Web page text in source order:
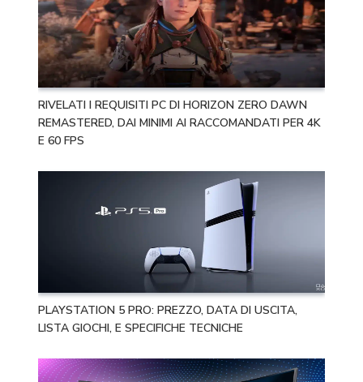
RIVELATI I REQUISITI PC DI HORIZON ZERO DAWN
REMASTERED, DAI MINIMI AI RACCOMANDATI PER 4K
E 60 FPS
PLAYSTATION 5 PRO: PREZZO, DATA DI USCITA,
LISTA GIOCHI, E SPECIFICHE TECNICHE